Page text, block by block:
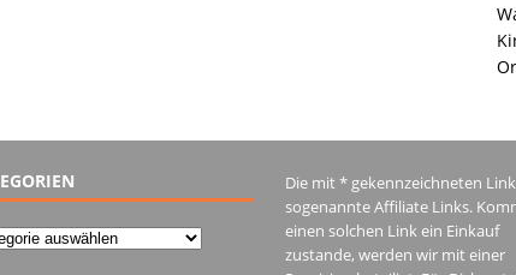
Die mit * gekennzeichneten
sogenannte Affiliate Links.
einen solchen Link ein Einkauf
zustande, werden wir mit einer